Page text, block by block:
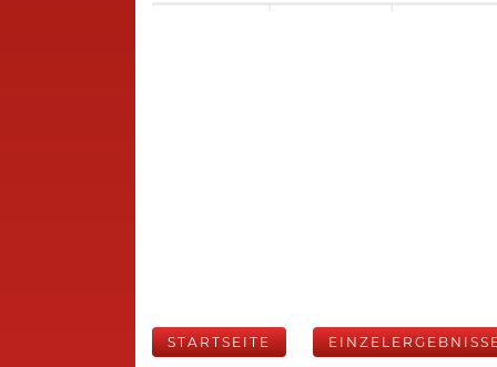
STARTSEITE